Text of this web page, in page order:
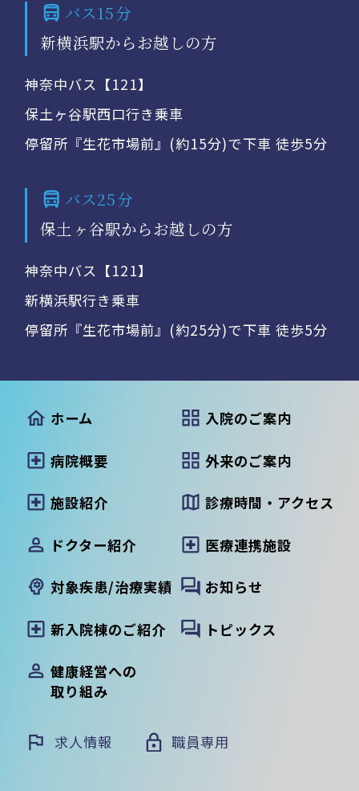
バス15分
新横浜駅からお越しの方
神奈中バス【121】
保土ヶ谷駅西口行き乗車
停留所『生花市場前』(約15分)で下車 徒歩5分
バス25分
保土ヶ谷駅からお越しの方
神奈中バス【121】
新横浜駅行き乗車
停留所『生花市場前』(約25分)で下車 徒歩5分
ホーム
病院概要
施設紹介
ドクター紹介
対象疾患/治療実績
新入院棟のご紹介
健康経営への
取り組み
入院のご案内
外来のご案内
診療時間・アクセス
医療連携施設
お知らせ
トピックス
求人情報 職員専用